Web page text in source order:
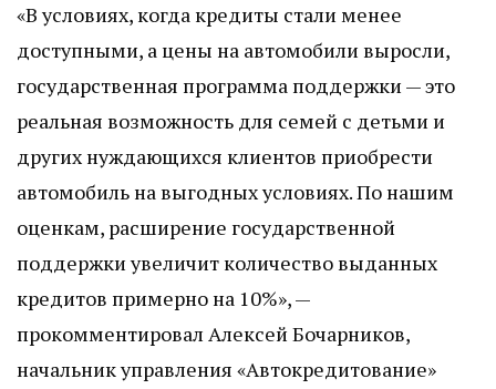
«В условиях, когда кредиты стали менее
доступными, а цены на автомобили выросли,
государственная программа поддержки — это
реальная возможность для семей с детьми и
других нуждающихся клиентов приобрести
автомобиль на выгодных условиях. По нашим
оценкам, расширение государственной
поддержки увеличит количество выданных
кредитов примерно на 10%», —
прокомментировал Алексей Бочарников,
начальник управления «Автокредитование»